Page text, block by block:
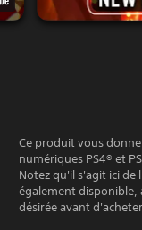
Ce produit vous
numériques PS4® et
Notez qu'il s'agit ici
également disponible,
désirée avant